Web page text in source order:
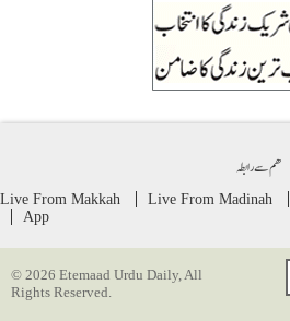
ھم سے رابطہ
Live From Makkah Live From Madinah
App
© 2026 Etemaad Urdu Daily, All
Rights Reserved.